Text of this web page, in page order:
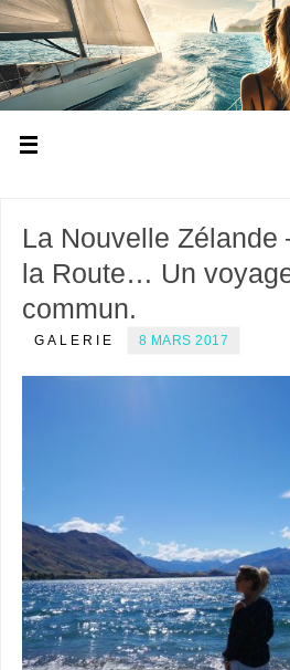
La Nouvelle Zélande
la Route… Un
commun.
GALERIE 8 MARS 2017